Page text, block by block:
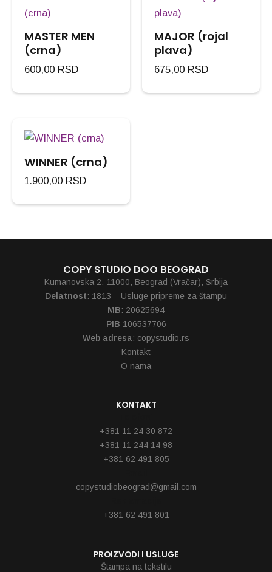
MASTER MEN
(crna)
600,00 RSD
MAJOR (rojal
plava)
675,00 RSD
WINNER (crna)
1.900,00 RSD
COPY STUDIO DOO BEOGRAD
Kumanovska 2, 11000, Beograd (Vračar), Srbija
Delatnost: 1813 – Usluge pripreme za štampu
MB: 20625694
PIB 106537706
Web adresa: copystudio.rs
Kontakt
O nama
KONTAKT
+381 11 24 30 872
+381 11 244 14 98
+381 62 491 805
copystudiobeograd@gmail.com
+381 62 491 801
PROIZVODI I USLUGE
Štampa na tekstilu